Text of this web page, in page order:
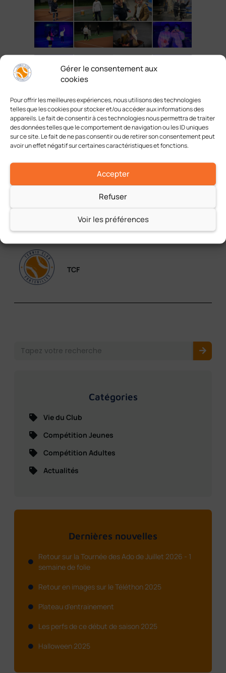
Gérer le consentement aux
cookies
Pour offrir les meilleures expériences, nous utilisons des technologies
telles que les cookies pour stocker et/ou accéder aux informations des
appareils. Le fait de consentir à ces technologies nous permettra de traiter
des données telles que le comportement de navigation ou les ID uniques
sur ce site. Le fait de ne pas consentir ou de retirer son consentement peut
avoir un effet négatif sur certaines caractéristiques et fonctions.
Accepter
Refuser
Voir les préférences
Ecrit par :
TCF
Catégories
Vie du Club
Compétition Jeunes
Compétition Adultes
Actualités
Dernières nouvelles
Retour sur la Tournée des Ado de Juillet 2026 - 1
semaine de folie
Retour en images sur le Téléthon 2025
Plateau d'entrainement
Les perfs de ce début de saison 2025
Halloween 2025